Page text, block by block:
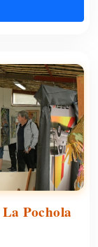
Pochola